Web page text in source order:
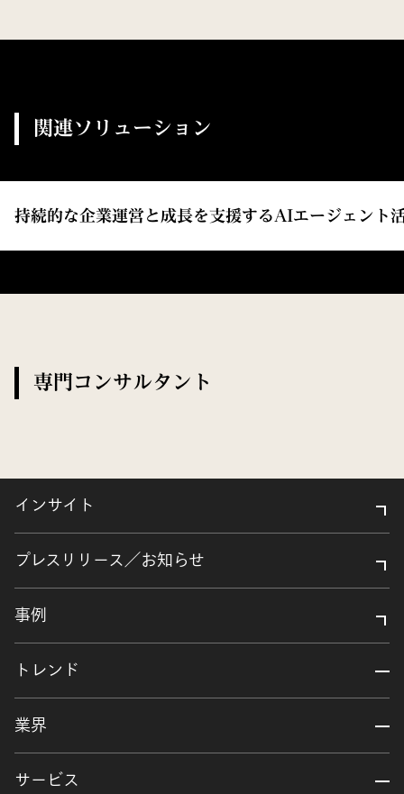
関連ソリューション
持続的な企業運営と成長を支援するAIエージェント
専門コンサルタント
インサイト
プレスリリース／お知らせ
事例
トレンド
業界
サービス